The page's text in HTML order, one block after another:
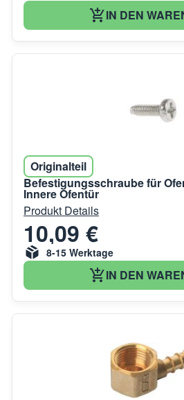
IN DEN
Originalteil
Befestigungsschraube für
Innere Ofentür
Produkt Details
10,09 €
8-15 Werktage
IN DEN